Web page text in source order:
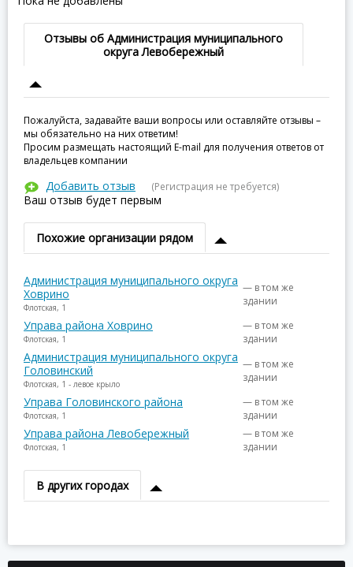
Отзывы об Администрация муниципального
округа Левобережный
Пожалуйста, задавайте ваши вопросы или оставляйте отзывы –
мы обязательно на них ответим!
Просим размещать настоящий E-mail для получения ответов от
владельцев компании
Добавить отзыв (Регистрация не требуется)
Ваш отзыв будет первым
Похожие организации рядом
Администрация муниципального округа
Ховрино
Флотская, 1
— в том же
здании
Управа района Ховрино
Флотская, 1
— в том же
здании
Администрация муниципального округа
Головинский
Флотская, 1 - левое крыло
— в том же
здании
Управа Головинского района
Флотская, 1
— в том же
здании
Управа района Левобережный
Флотская, 1
— в том же
здании
В других городах